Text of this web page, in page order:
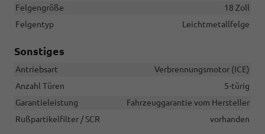
Felgengröße
18 Zoll
Felgentyp
Leichtmetallfelge
Sonstiges
Antriebsart
Verbrennungsmotor (ICE)
Anzahl Türen
5-türig
Garantieleistung
Fahrzeuggarantie vom Hersteller
Rußpartikelfilter / SCR
vorhanden